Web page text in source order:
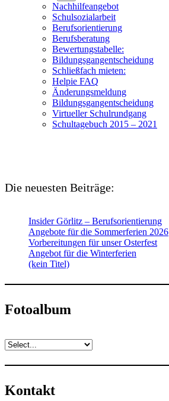
Nachhilfeangebot
Schulsozialarbeit
Berufsorientierung
Berufsberatung
Bewertungstabelle:
Bildungsgangentscheidung
Schließfach mieten:
Helpie FAQ
Änderungsmeldung
Bildungsgangentscheidung
Virtueller Schulrundgang
Schultagebuch 2015 – 2021
Die neuesten Beiträge:
Insider Görlitz – Berufsorientierung
Angebote für die Sommerferien 2026
Vorbereitungen für unser Osterfest
Angebot für die Winterferien
(kein Titel)
Fotoalbum
Kontakt